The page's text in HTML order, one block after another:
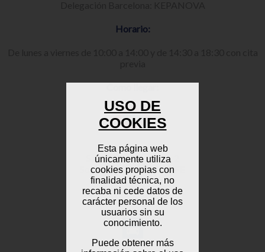
USO DE
COOKIES
Esta página web
únicamente utiliza
cookies propias con
finalidad técnica, no
recaba ni cede datos de
carácter personal de los
usuarios sin su
conocimiento.
Puede obtener más
Horario:
Ópera: líneas 2 y 5
Santo Domingo: línea 2
Sol: líneas 1,2 y 3 y RENFE
Callao: líneas 3 y 5